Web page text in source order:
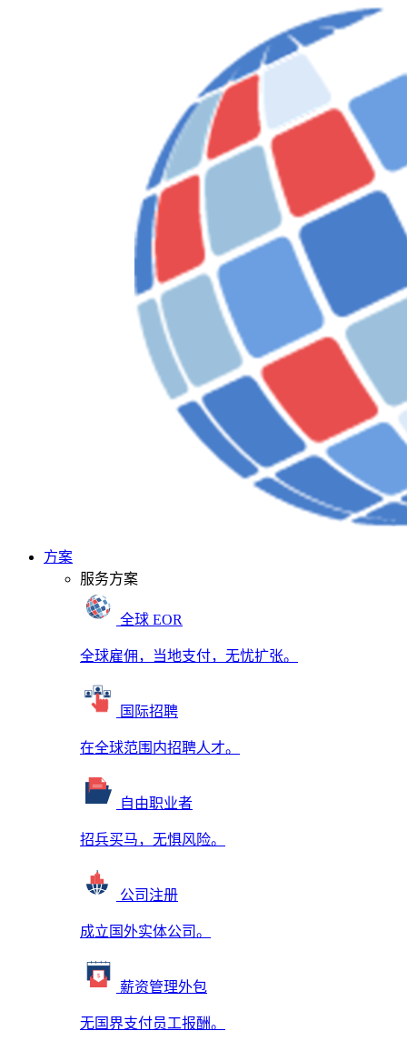
方案
服务方案
全球 EOR
全球雇佣，当地支付，无忧扩张。
国际招聘
在全球范围内招聘人才。
自由职业者
招兵买马，无惧风险。
公司注册
成立国外实体公司。
薪资管理外包
无国界支付员工报酬。